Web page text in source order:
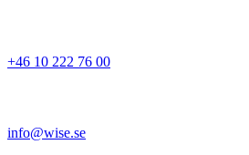
+46 10 222 76 00
info@wise.se